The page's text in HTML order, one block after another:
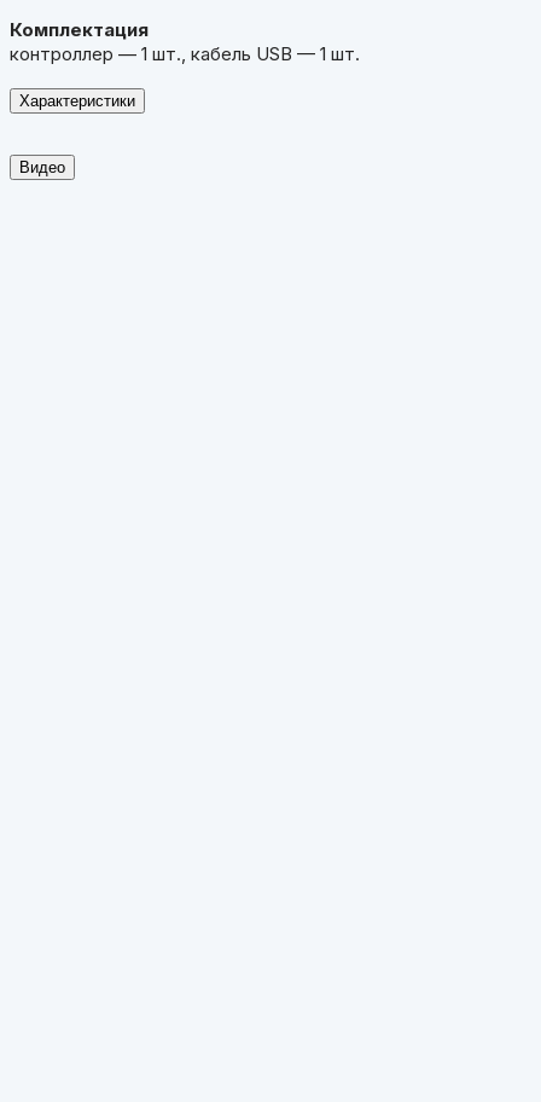
Комплектация
контроллер — 1 шт., кабель USB — 1 шт.
Характеристики
Видео